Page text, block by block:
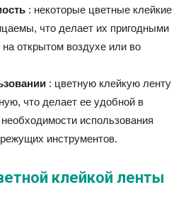
: некоторые цветные клейкие
что делает их пригодными
открытом воздухе или во
: цветную клейкую ленту
что делает ее удобной в
использования
инструментов.
клейкой ленты